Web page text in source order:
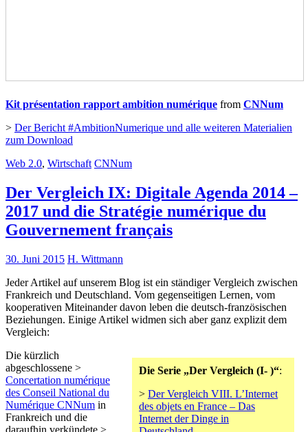
Kit présentation rapport ambition numérique from CNNum
> Der Bericht #AmbitionNumerique und alle weiteren Materialien
zum Download
Web 2.0, Wirtschaft CNNum
Der Vergleich IX: Digitale Agenda 2014 –
2017 und die Stratégie numérique du
Gouvernement français
30. Juni 2015 H. Wittmann
Jeder Artikel auf unserem Blog ist ein ständiger Vergleich zwischen
Frankreich und Deutschland. Vom gegenseitigen Lernen, vom
kooperativen Miteinander davon leben die deutsch-französischen
Beziehungen. Einige Artikel widmen sich aber ganz explizit dem
Vergleich:
Die Serie „Der Vergleich (I- )“:
> Der Vergleich VIII. L’Internet
des objets en France – Das
Internet der Dinge in
Die kürzlich
abgeschlossene >
Concertation numérique
des Conseil National du
Numérique CNNum in
Frankreich und die